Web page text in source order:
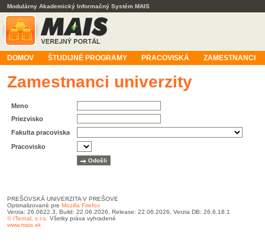
Modulárny Akademický Informačný Systém MAIS
DOMOV ŠTUDIJNÉ PROGRAMY PRACOVISKÁ ZAMESTNANCI
Zamestnanci univerzity
Meno
Priezvisko
Fakulta pracoviska
Pracovisko
PREŠOVSKÁ UNIVERZITA V PREŠOVE
Optimalizované pre Mozilla Firefox
Verzia: 26.0622.3, Build: 22.06.2026, Release: 22.06.2026, Verzia DB: 26.6.18.1
© ITernal, s.r.o. Všetky práva vyhradené
www.mais.sk